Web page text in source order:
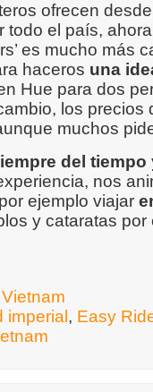
ofrecen
todo el país,
es mucho más
haceros una
Hue para dos
los precios
muchos
del
nos
ejemplo viajar
y cataratas por
Vietnam
imperial , Easy